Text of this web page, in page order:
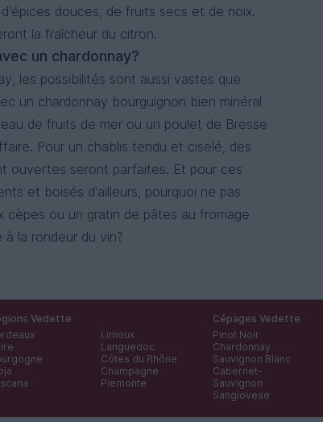
douces, de fruits secs et de noix.
la fraîcheur du citron.
un chardonnay?
les possibilités sont aussi vastes que
un chardonnay bourguignon bien minéral
de fruits de mer ou un poulet de Bresse
Pour un chablis tendu et ciselé, des
ouvertes seront parfaites. Et pour ces
et boisés d'ailleurs, pourquoi ne pas
cèpes ou un gratin de pâtes au fromage
à la rondeur du vin?
Vedette
Limoux
Languedoc
Côtes du Rhône
Champagne
Piemonte
Cépages Vedette
Pinot Noir
Chardonnay
Sauvignon Blanc
Cabernet-
Sauvignon
Sangiovese